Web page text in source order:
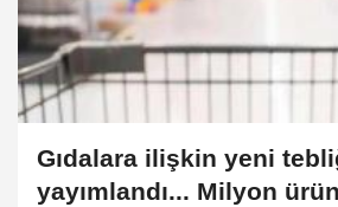
Gıdalara ilişkin yeni
yayımlandı... Milyon